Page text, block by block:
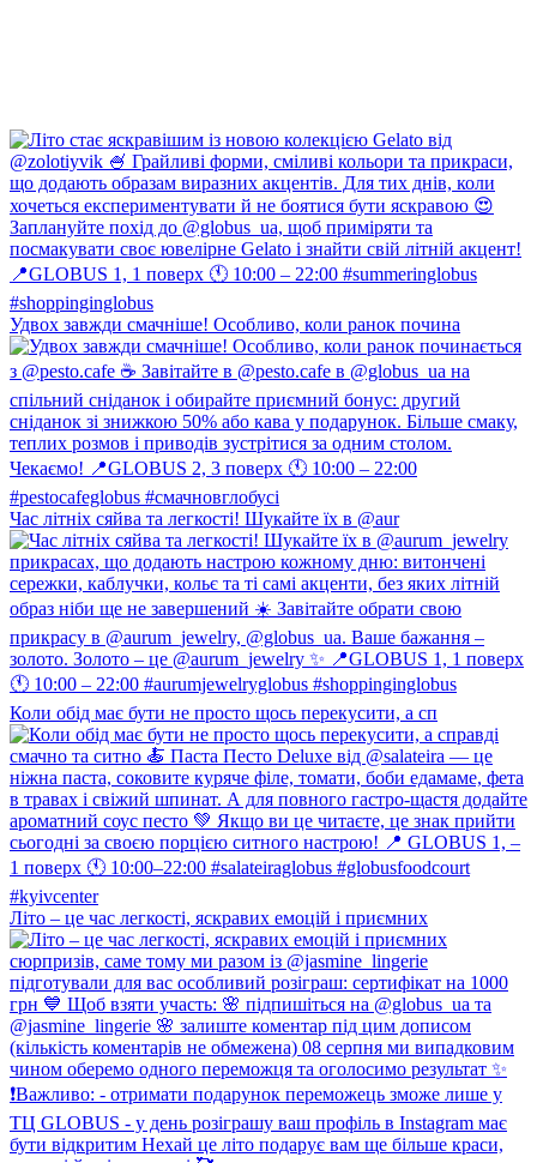
Удвох завжди смачніше! Особливо, коли ранок почина
Час літніх сяйва та легкості! Шукайте їх в @aur
Коли обід має бути не просто щось перекусити, а сп
Літо – це час легкості, яскравих емоцій і приємних